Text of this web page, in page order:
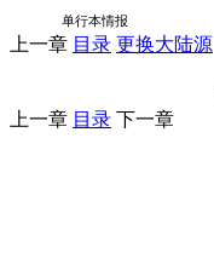
单行本情报
上一章 目录 更换大陆源
上一章 目录 下一章